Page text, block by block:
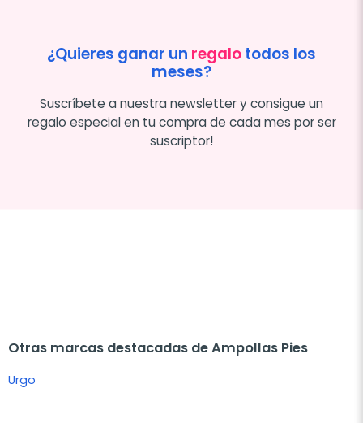
¿Quieres ganar un regalotodos los
meses?
Suscríbete a nuestra newsletter y consigue un
regalo especial en tu compra de cada mes por ser
suscriptor!
Otras marcas destacadas de Ampollas Pies
Urgo